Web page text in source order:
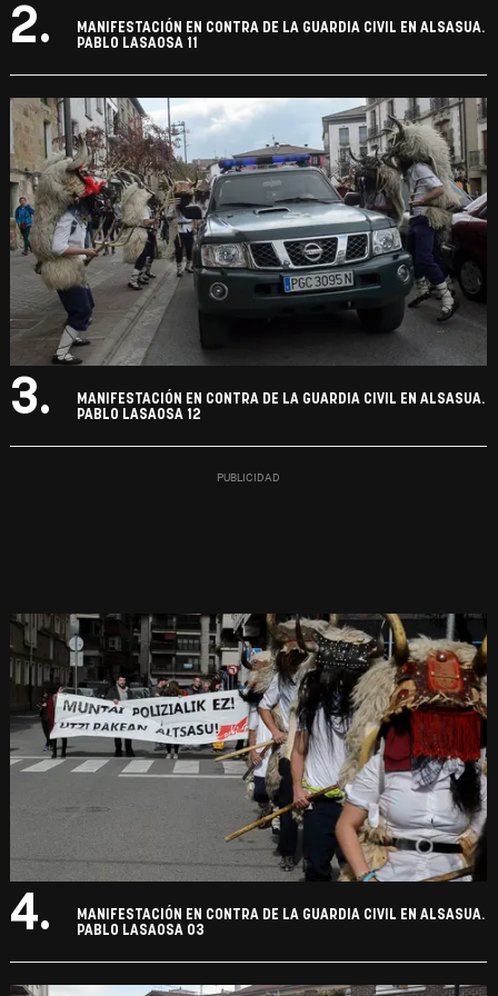
2.
MANIFESTACIÓN EN CONTRA DE LA GUARDIA CIVIL EN ALSASUA.
PABLO LASAOSA 11
3.
MANIFESTACIÓN EN CONTRA DE LA GUARDIA CIVIL EN ALSASUA.
PABLO LASAOSA 12
4.
MANIFESTACIÓN EN CONTRA DE LA GUARDIA CIVIL EN ALSASUA.
PABLO LASAOSA 03